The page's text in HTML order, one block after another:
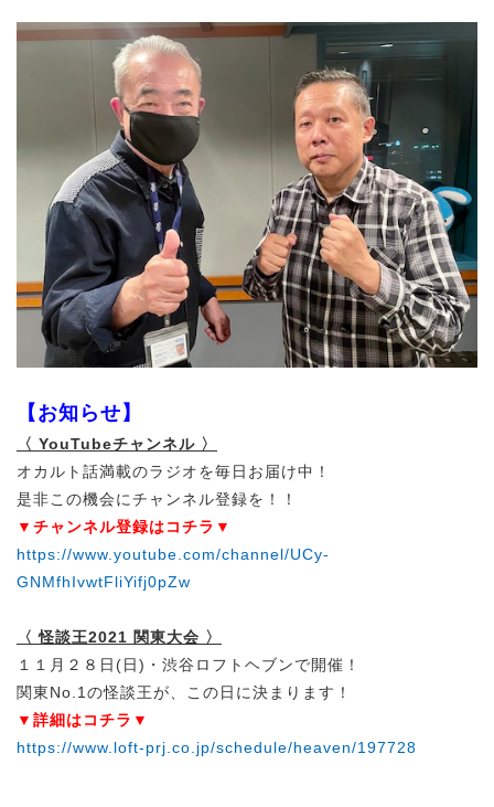
【お知らせ】
〈 YouTubeチャンネル 〉
オカルト話満載のラジオを毎日お届け中！
是非この機会にチャンネル登録を！！
▼チャンネル登録はコチラ▼
https://www.youtube.com/channel/UCy-
GNMfhIvwtFliYifj0pZw
〈 怪談王2021 関東大会 〉
１１月２８日(日)・渋谷ロフトヘブンで開催！
関東No.1の怪談王が、この日に決まります！
▼詳細はコチラ▼
https://www.loft-prj.co.jp/schedule/heaven/197728